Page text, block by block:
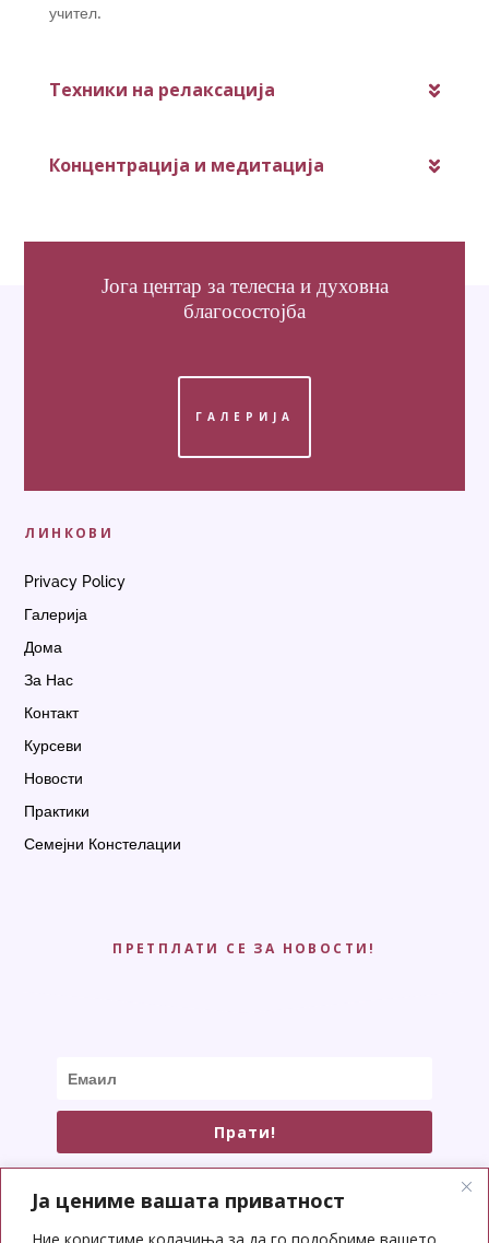
Ја цениме вашата приватност
Ние користиме колачиња за да го подобриме вашето
учител.
Техники на релаксација
Концентрација и медитација
Јога центар за телесна и духовна
благосостојба
ГАЛЕРИЈА
ЛИНКОВИ
Privacy Policy
Галерија
Дома
За Нас
Контакт
Курсеви
Новости
Практики
Семејни Констелации
ПРЕТПЛАТИ СЕ ЗА НОВОСТИ!
Прати!